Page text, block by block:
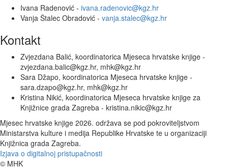
Ivana Radenović - ivana.radenovic@kgz.hr
Vanja Štalec Obradović - vanja.stalec@kgz.hr
Kontakt
Zvjezdana Balić, koordinatorica Mjeseca hrvatske knjige -
zvjezdana.balic@kgz.hr, mhk@kgz.hr
Sara Džapo, koordinatorica Mjeseca hrvatske knjige -
sara.dzapo@kgz.hr, mhk@kgz.hr
Kristina Nikić, koordinatorica Mjeseca hrvatske knjige za
Knjižnice grada Zagreba - kristina.nikic@kgz.hr
Mjesec hrvatske knjige 2026. održava se pod pokroviteljstvom
Ministarstva kulture i medija Republike Hrvatske te u organizaciji
Knjižnica grada Zagreba.
Izjava o digitalnoj pristupačnosti
© MHK